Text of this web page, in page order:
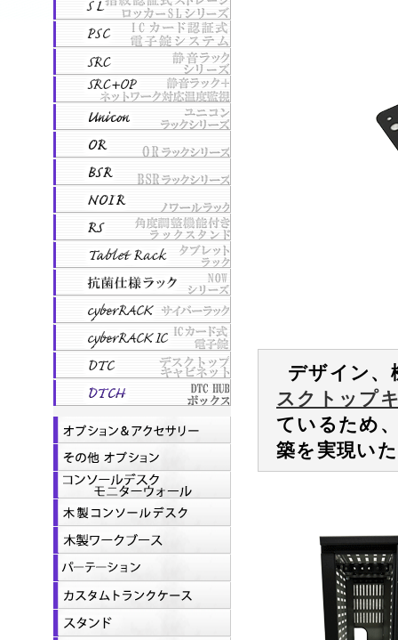
デザイン、
スクトップ
ているため
築を実現い